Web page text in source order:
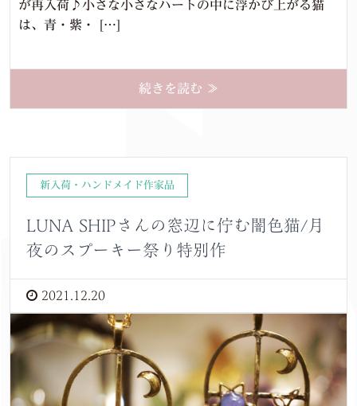
が再入荷♪小さな小さなハートの中に浮かび上がる猫
は、青・紫・ […]
続きを読む ≫
新入荷・ハンドメイド作家品
LUNA SHIPさんの窓辺に佇む闇色猫/月
夜のスプーキー祭り特別作
2021.12.20